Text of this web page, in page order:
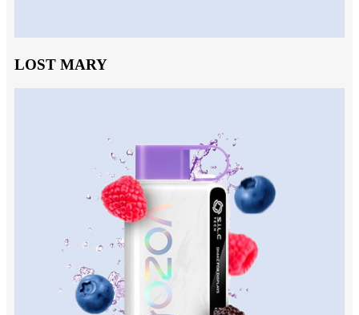
LOST MARY